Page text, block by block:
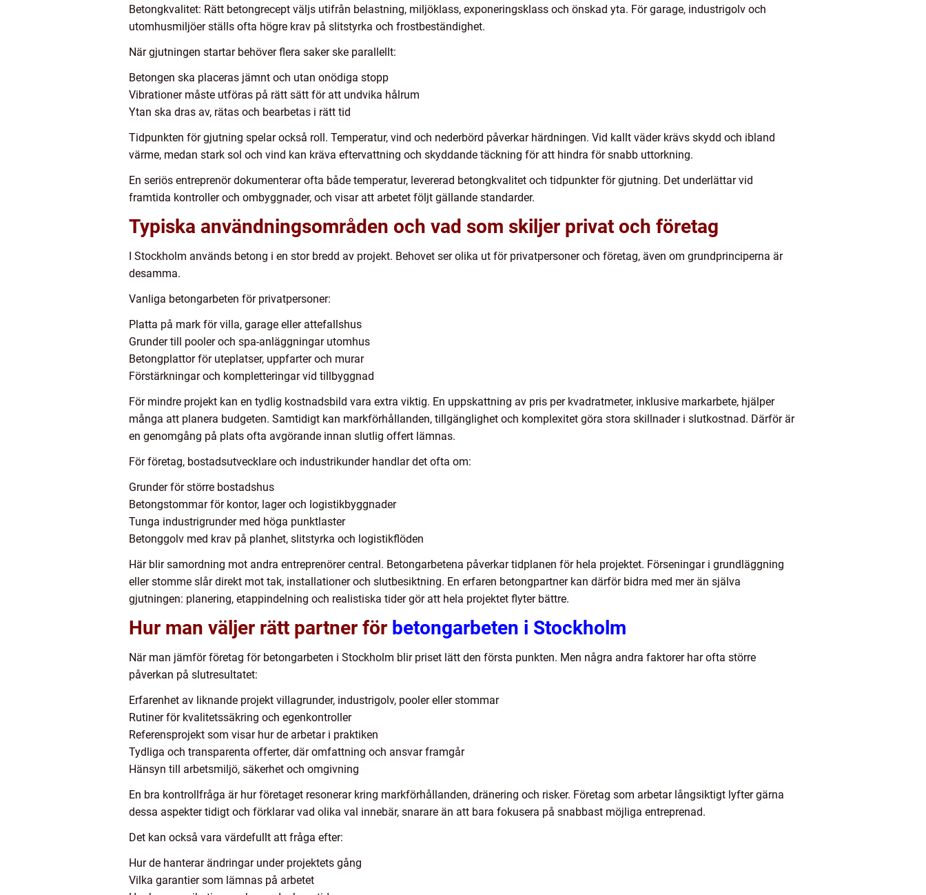
Betongkvalitet: Rätt betongrecept väljs utifrån belastning, miljöklass, exponeringsklass och önskad yta. För garage, industrigolv och
utomhusmiljöer ställs ofta högre krav på slitstyrka och frostbeständighet.
När gjutningen startar behöver flera saker ske parallellt:
Betongen ska placeras jämnt och utan onödiga stopp
Vibrationer måste utföras på rätt sätt för att undvika hålrum
Ytan ska dras av, rätas och bearbetas i rätt tid
Tidpunkten för gjutning spelar också roll. Temperatur, vind och nederbörd påverkar härdningen. Vid kallt väder krävs skydd och ibland
värme, medan stark sol och vind kan kräva eftervattning och skyddande täckning för att hindra för snabb uttorkning.
En seriös entreprenör dokumenterar ofta både temperatur, levererad betongkvalitet och tidpunkter för gjutning. Det underlättar vid
framtida kontroller och ombyggnader, och visar att arbetet följt gällande standarder.
Typiska användningsområden och vad som skiljer privat och företag
I Stockholm används betong i en stor bredd av projekt. Behovet ser olika ut för privatpersoner och företag, även om grundprinciperna är
desamma.
Vanliga betongarbeten för privatpersoner:
Platta på mark för villa, garage eller attefallshus
Grunder till pooler och spa-anläggningar utomhus
Betongplattor för uteplatser, uppfarter och murar
Förstärkningar och kompletteringar vid tillbyggnad
För mindre projekt kan en tydlig kostnadsbild vara extra viktig. En uppskattning av pris per kvadratmeter, inklusive markarbete, hjälper
många att planera budgeten. Samtidigt kan markförhållanden, tillgänglighet och komplexitet göra stora skillnader i slutkostnad. Därför är
en genomgång på plats ofta avgörande innan slutlig offert lämnas.
För företag, bostadsutvecklare och industrikunder handlar det ofta om:
Grunder för större bostadshus
Betongstommar för kontor, lager och logistikbyggnader
Tunga industrigrunder med höga punktlaster
Betonggolv med krav på planhet, slitstyrka och logistikflöden
Här blir samordning mot andra entreprenörer central. Betongarbetena påverkar tidplanen för hela projektet. Förseningar i grundläggning
eller stomme slår direkt mot tak, installationer och slutbesiktning. En erfaren betongpartner kan därför bidra med mer än själva
gjutningen: planering, etappindelning och realistiska tider gör att hela projektet flyter bättre.
Hur man väljer rätt partner för betongarbeten i Stockholm
När man jämför företag för betongarbeten i Stockholm blir priset lätt den första punkten. Men några andra faktorer har ofta större
påverkan på slutresultatet:
Erfarenhet av liknande projekt villagrunder, industrigolv, pooler eller stommar
Rutiner för kvalitetssäkring och egenkontroller
Referensprojekt som visar hur de arbetar i praktiken
Tydliga och transparenta offerter, där omfattning och ansvar framgår
Hänsyn till arbetsmiljö, säkerhet och omgivning
En bra kontrollfråga är hur företaget resonerar kring markförhållanden, dränering och risker. Företag som arbetar långsiktigt lyfter gärna
dessa aspekter tidigt och förklarar vad olika val innebär, snarare än att bara fokusera på snabbast möjliga entreprenad.
Det kan också vara värdefullt att fråga efter:
Hur de hanterar ändringar under projektets gång
Vilka garantier som lämnas på arbetet